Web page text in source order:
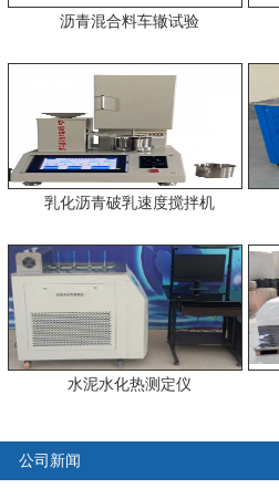
沥青混合料车辙试验
乳化沥青破乳速度搅拌机
水泥水化热测定仪
公司新闻